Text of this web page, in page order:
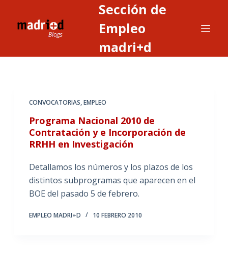
Sección de
Empleo
madri+d
CONVOCATORIAS,EMPLEO
Programa Nacional 2010 de
Contratación y e Incorporación de
RRHH en Investigación
Detallamos los números y los plazos de los
distintos subprogramas que aparecen en el
BOE del pasado 5 de febrero.
EMPLEO MADRI+D 10 FEBRERO 2010